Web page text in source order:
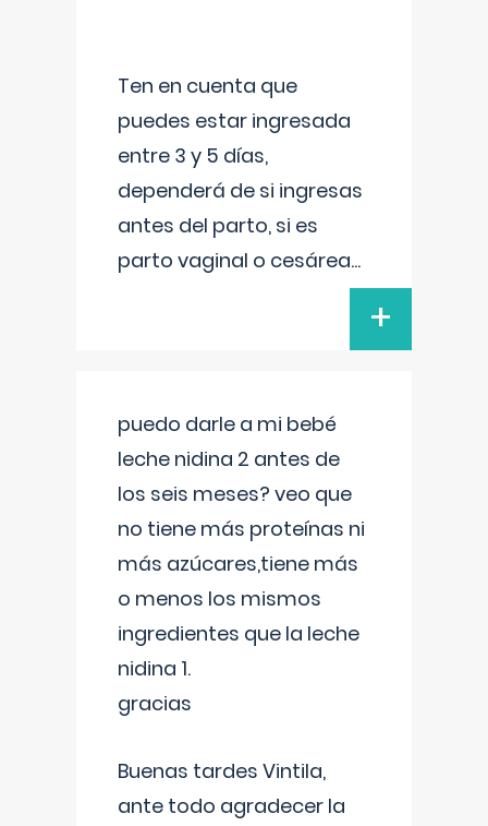
Ten en cuenta que
puedes estar ingresada
entre 3 y 5 días,
dependerá de si ingresas
antes del parto, si es
parto vaginal o cesárea...
+
puedo darle a mi bebé
leche nidina 2 antes de
los seis meses? veo que
no tiene más proteínas ni
más azúcares,tiene más
o menos los mismos
ingredientes que la leche
nidina 1.
gracias
Buenas tardes Vintila,
ante todo agradecer la